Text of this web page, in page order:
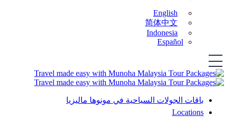
English
简体中文
Indonesia
Español
باقات الجولات السياحية في مونوها ماليزيا
Locations